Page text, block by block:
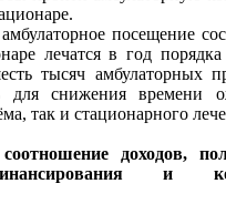
посещение
лечатся в год
тысяч амбулаторных
для снижения времени
так и стационарного
доходов,
и